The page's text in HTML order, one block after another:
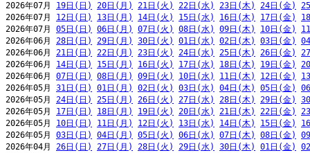
2026年07月 19日(日) 20日(月) 21日(火) 22日(水) 23日(木) 24日(金)
2026年07月 12日(日) 13日(月) 14日(火) 15日(水) 16日(木) 17日(金)
2026年07月 05日(日) 06日(月) 07日(火) 08日(水) 09日(木) 10日(金)
2026年06月 28日(日) 29日(月) 30日(火) 01日(水) 02日(木) 03日(金)
2026年06月 21日(日) 22日(月) 23日(火) 24日(水) 25日(木) 26日(金)
2026年06月 14日(日) 15日(月) 16日(火) 17日(水) 18日(木) 19日(金)
2026年06月 07日(日) 08日(月) 09日(火) 10日(水) 11日(木) 12日(金)
2026年05月 31日(日) 01日(月) 02日(火) 03日(水) 04日(木) 05日(金)
2026年05月 24日(日) 25日(月) 26日(火) 27日(水) 28日(木) 29日(金)
2026年05月 17日(日) 18日(月) 19日(火) 20日(水) 21日(木) 22日(金)
2026年05月 10日(日) 11日(月) 12日(火) 13日(水) 14日(木) 15日(金)
2026年05月 03日(日) 04日(月) 05日(火) 06日(水) 07日(木) 08日(金)
2026年04月 26日(日) 27日(月) 28日(火) 29日(水) 30日(木) 01日(金)